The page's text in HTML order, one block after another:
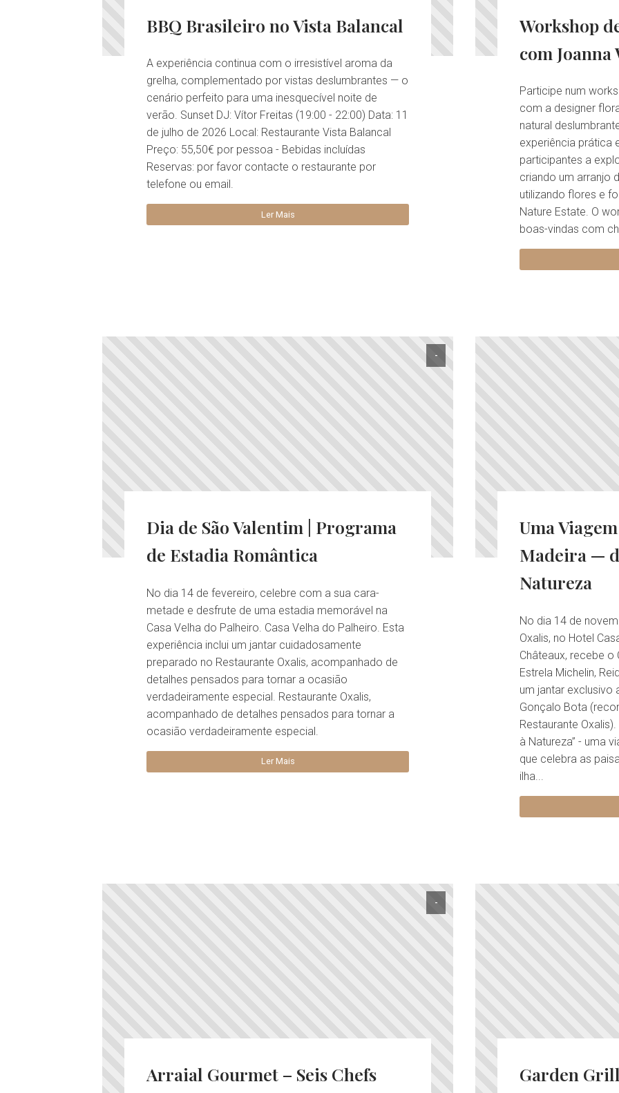
BBQ Brasileiro no Vista Balancal
A experiência continua com o irresistível aroma da
grelha, complementado por vistas deslumbrantes — o
cenário perfeito para uma inesquecível noite de
verão. Sunset DJ: Vítor Freitas (19:00 - 22:00) Data: 11
de julho de 2026 Local: Restaurante Vista Balancal
Preço: 55,50€ por pessoa - Bebidas incluídas
Reservas: por favor contacte o restaurante por
telefone ou email.
Ler Mais
Workshop
com
Participe num
com a designer
natural
experiência prática
participantes a
criando um arranjo
utilizando flores e
Nature Estate. O
boas-vindas com
-
Dia de São Valentim | Programa
de Estadia Romântica
No dia 14 de fevereiro, celebre com a sua cara-
metade e desfrute de uma estadia memorável na
Casa Velha do Palheiro. Casa Velha do Palheiro. Esta
experiência inclui um jantar cuidadosamente
preparado no Restaurante Oxalis, acompanhado de
detalhes pensados para tornar a ocasião
verdadeiramente especial. Restaurante Oxalis,
acompanhado de detalhes pensados para tornar a
ocasião verdadeiramente especial.
Ler Mais
Uma
Madeira —
Natureza
No dia 14 de
Oxalis, no Hotel
Châteaux, recebe
Estrela Michelin,
um jantar exclusivo
Gonçalo Bota
Restaurante
à Natureza” - uma
que celebra as
ilha...
-
Arraial Gourmet – Seis Chefs
Garden